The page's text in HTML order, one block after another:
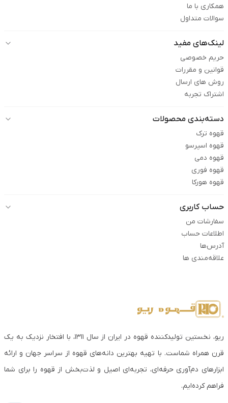
همکاری با ما
سوالات متداول
لینک‌های مفید
حریم خصوصی
قوانین و مقررات
روش های ارسال
اشتراک تجربه
دسته‌بندی محصولات
قهوه ترک
قهوه اسپرسو
قهوه دمی
قهوه فوری
قهوه هورکا
حساب کاربری
سفارشات من
اطلاعات حساب
آدرس‌ها
علاقه‌مندی ها
ریو، نخستین تولیدکننده قهوه در ایران از سال ۱۳۱۱، با افتخار نزدیک به یک
قرن همراه شماست. با تهیه بهترین دانه‌های قهوه از سراسر جهان و ارائه
ابزارهای دم‌آوری حرفه‌ای، تجربه‌ای اصیل و لذت‌بخش از قهوه را برای شما
فراهم کرده‌ایم.